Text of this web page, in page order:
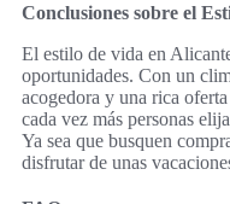
Conclusiones sobre el
El estilo de vida en
oportunidades. Con un
acogedora y una rica
cada vez más personas
Ya sea que busquen
disfrutar de unas